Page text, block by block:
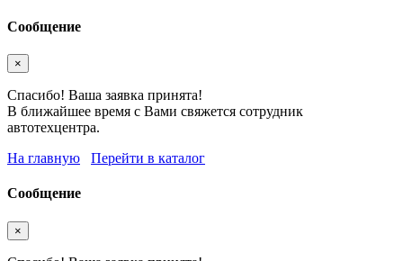
Сообщение
×
Спасибо! Ваша заявка принята!
В ближайшее время с Вами свяжется сотрудник
автотехцентра.
На главную
Перейти в каталог
Сообщение
×